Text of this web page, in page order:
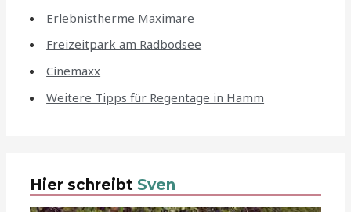
Erlebnistherme Maximare
Freizeitpark am Radbodsee
Cinemaxx
Weitere Tipps für Regentage in Hamm
Hier schreibt Sven